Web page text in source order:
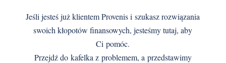
Jeśli jesteś już klientem Provenis i szukasz rozwiązania
swoich kłopotów finansowych, jesteśmy tutaj, aby
Ci pomóc.
Przejdź do kafelka z problemem, a przedstawimy